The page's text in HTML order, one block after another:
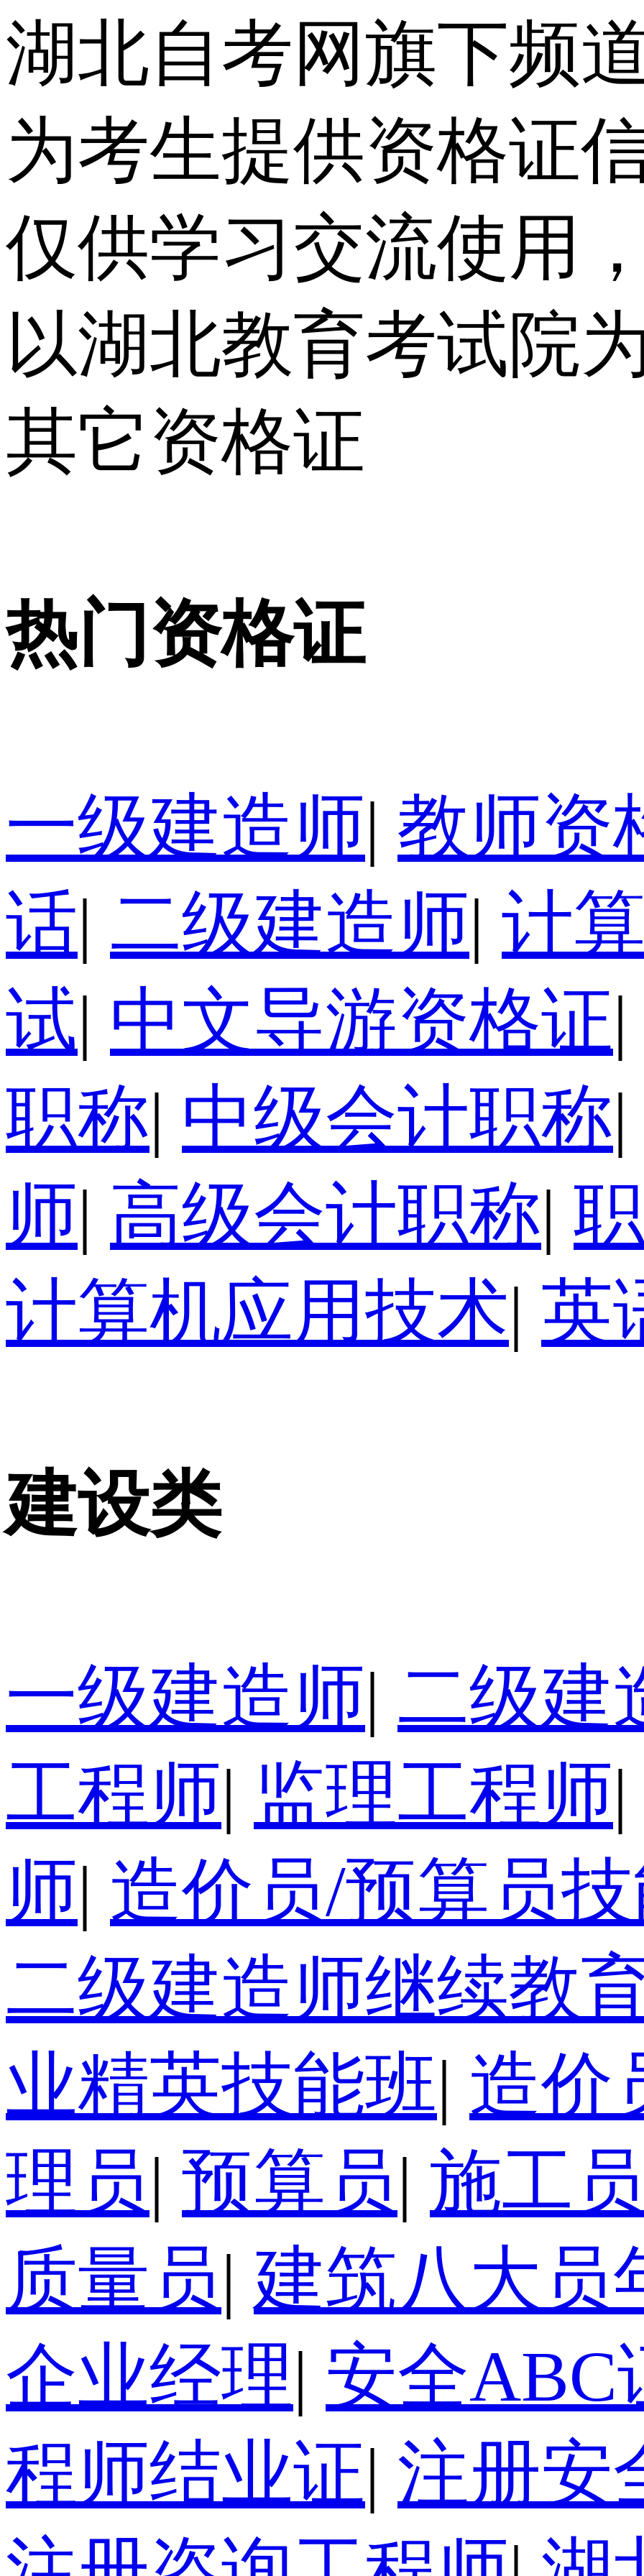
湖北自考网旗下频
为考生提供资格证
仅供学习交流使用
以湖北教育考试院
其它资格证
热门资格证
一级建造师| 教师资
话| 二级建造师| 计
试| 中文导游资格证|
职称| 中级会计职称|
师| 高级会计职称|
计算机应用技术| 英
建设类
一级建造师| 二级建
工程师| 监理工程师|
师| 造价员/预算员
二级建造师继续教
业精英技能班| 造价
理员| 预算员| 施工
质量员| 建筑八大员
企业经理| 安全ABC
程师结业证| 注册安